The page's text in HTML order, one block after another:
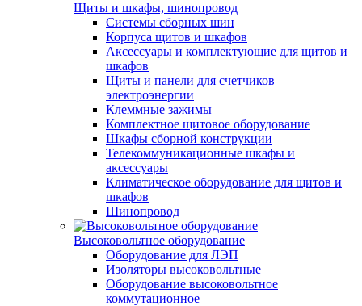
Щиты и шкафы, шинопровод
Системы сборных шин
Корпуса щитов и шкафов
Аксессуары и комплектующие для щитов и
шкафов
Щиты и панели для счетчиков
электроэнергии
Клеммные зажимы
Комплектное щитовое оборудование
Шкафы сборной конструкции
Телекоммуникационные шкафы и
аксессуары
Климатическое оборудование для щитов и
шкафов
Шинопровод
Высоковольтное оборудование
Оборудование для ЛЭП
Изоляторы высоковольтные
Оборудование высоковольтное
коммутационное